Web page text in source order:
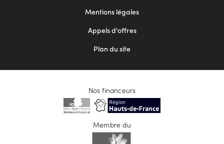
Mentions légales
Appels d'offres
Plan du site
Nos financeurs
Membre du